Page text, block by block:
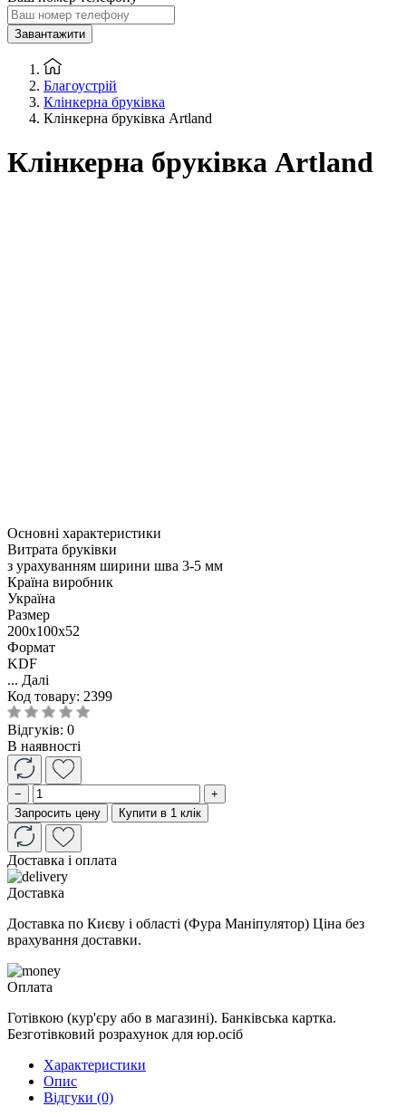
Завантажити
Благоустрій
Клінкерна бруківка
Клінкерна бруківка Artland
Клінкерна бруківка Artland
Основні характеристики
Витрата бруківки
з урахуванням ширини шва 3-5 мм
Країна виробник
Україна
Размер
200x100x52
Формат
KDF
... Далі
Код товару: 2399
Відгуків: 0
В наявності
−
+
Запросить цену
Купити в 1 клік
Доставка і оплата
Доставка
Доставка по Києву і області (Фура Маніпулятор) Ціна без
врахування доставки.
Оплата
Готівкою (кур'єру або в магазині). Банківська картка.
Безготівковий розрахунок для юр.осіб
Характеристики
Опис
Відгуки (0)